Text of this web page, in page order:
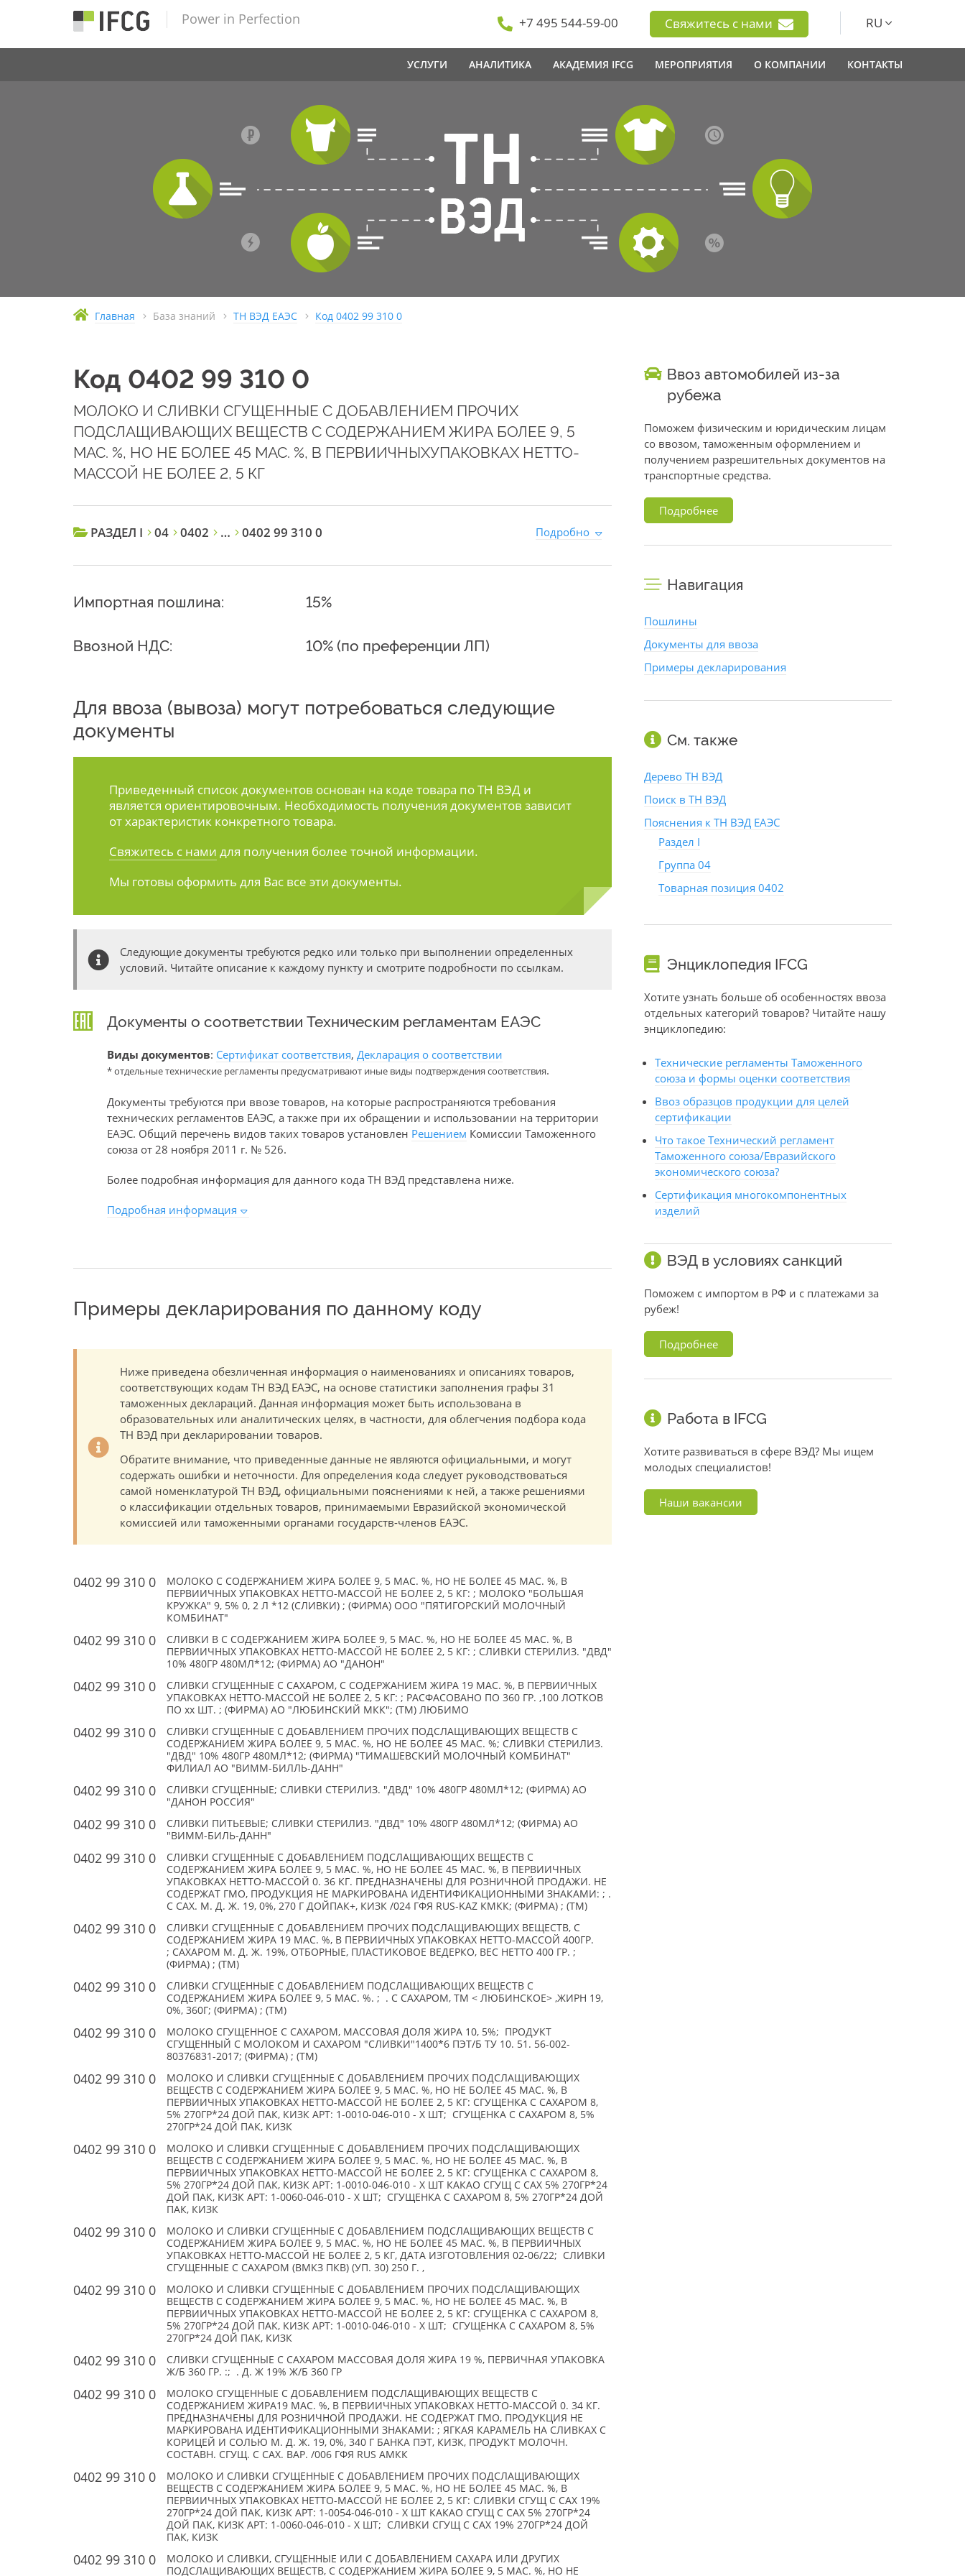
Power in Perfection +7 495 544-59-00 Свяжитесь с нами RU
УСЛУГИ АНАЛИТИКА АКАДЕМИЯ IFCG МЕРОПРИЯТИЯ О КОМПАНИИ КОНТАКТЫ
Главная База знаний ТН ВЭД ЕАЭС Код 0402 99 310 0
Код 0402 99 310 0
МОЛОКО И СЛИВКИ СГУЩЕННЫЕ С ДОБАВЛЕНИЕМ ПРОЧИХ
ПОДСЛАЩИВАЮЩИХ ВЕЩЕСТВ С СОДЕРЖАНИЕМ ЖИРА БОЛЕЕ 9, 5
МАС. %, НО НЕ БОЛЕЕ 45 МАС. %, В ПЕРВИИЧНЫХУПАКОВКАХ НЕТТО-
МАССОЙ НЕ БОЛЕЕ 2, 5 КГ
РАЗДЕЛ I 04 0402 … 0402 99 310 0 Подробно
Импортная пошлина: 15%
Ввозной НДС: 10% (по преференции ЛП)
Для ввоза (вывоза) могут потребоваться следующие
документы
Приведенный список документов основан на коде товара по ТН ВЭД и
является ориентировочным. Необходимость получения документов зависит
от характеристик конкретного товара.
Свяжитесь с нами для получения более точной информации.
Мы готовы оформить для Вас все эти документы.
Следующие документы требуются редко или только при выполнении определенных
условий. Читайте описание к каждому пункту и смотрите подробности по ссылкам.
Документы о соответствии Техническим регламентам ЕАЭС
Виды документов: Сертификат соответствия, Декларация о соответствии
* отдельные технические регламенты предусматривают иные виды подтверждения соответствия.
Документы требуются при ввозе товаров, на которые распространяются требования
технических регламентов ЕАЭС, а также при их обращении и использовании на территории
ЕАЭС. Общий перечень видов таких товаров установлен Решением Комиссии Таможенного
союза от 28 ноября 2011 г. № 526.
Более подробная информация для данного кода ТН ВЭД представлена ниже.
Подробная информация
Примеры декларирования по данному коду
Ниже приведена обезличенная информация о наименованиях и описаниях товаров,
соответствующих кодам ТН ВЭД ЕАЭС, на основе статистики заполнения графы 31
таможенных деклараций. Данная информация может быть использована в
образовательных или аналитических целях, в частности, для облегчения подбора кода
ТН ВЭД при декларировании товаров.
Обратите внимание, что приведенные данные не являются официальными, и могут
содержать ошибки и неточности. Для определения кода следует руководствоваться
самой номенклатурой ТН ВЭД, официальными пояснениями к ней, а также решениями
о классификации отдельных товаров, принимаемыми Евразийской экономической
комиссией или таможенными органами государств-членов ЕАЭС.
0402 99 310 0
МОЛОКО С СОДЕРЖАНИЕМ ЖИРА БОЛЕЕ 9, 5 МАС. %, НО НЕ БОЛЕЕ 45 МАС. %, В
ПЕРВИИЧНЫХ УПАКОВКАХ НЕТТО-МАССОЙ НЕ БОЛЕЕ 2, 5 КГ: ; МОЛОКО "БОЛЬШАЯ
КРУЖКА" 9, 5% 0, 2 Л *12 (СЛИВКИ) ; (ФИРМА) ООО "ПЯТИГОРСКИЙ МОЛОЧНЫЙ
КОМБИНАТ"
0402 99 310 0
СЛИВКИ В С СОДЕРЖАНИЕМ ЖИРА БОЛЕЕ 9, 5 МАС. %, НО НЕ БОЛЕЕ 45 МАС. %, В
ПЕРВИИЧНЫХ УПАКОВКАХ НЕТТО-МАССОЙ НЕ БОЛЕЕ 2, 5 КГ: ; СЛИВКИ СТЕРИЛИЗ. "ДВД"
10% 480ГР 480МЛ*12; (ФИРМА) АО "ДАНОН"
0402 99 310 0
СЛИВКИ СГУЩЕННЫЕ С САХАРОМ, С СОДЕРЖАНИЕМ ЖИРА 19 МАС. %, В ПЕРВИИЧНЫХ
УПАКОВКАХ НЕТТО-МАССОЙ НЕ БОЛЕЕ 2, 5 КГ: ; РАСФАСОВАНО ПО 360 ГР. ,100 ЛОТКОВ
ПО xx ШТ. ; (ФИРМА) АО "ЛЮБИНСКИЙ МКК"; (TM) ЛЮБИМО
0402 99 310 0
СЛИВКИ СГУЩЕННЫЕ С ДОБАВЛЕНИЕМ ПРОЧИХ ПОДСЛАЩИВАЮЩИХ ВЕЩЕСТВ С
СОДЕРЖАНИЕМ ЖИРА БОЛЕЕ 9, 5 МАС. %, НО НЕ БОЛЕЕ 45 МАС. %; СЛИВКИ СТЕРИЛИЗ.
"ДВД" 10% 480ГР 480МЛ*12; (ФИРМА) "ТИМАШЕВСКИЙ МОЛОЧНЫЙ КОМБИНАТ"
ФИЛИАЛ АО "ВИММ-БИЛЛЬ-ДАНН"
0402 99 310 0
СЛИВКИ СГУЩЕННЫЕ; СЛИВКИ СТЕРИЛИЗ. "ДВД" 10% 480ГР 480МЛ*12; (ФИРМА) АО
"ДАНОН РОССИЯ"
0402 99 310 0
СЛИВКИ ПИТЬЕВЫЕ; СЛИВКИ СТЕРИЛИЗ. "ДВД" 10% 480ГР 480МЛ*12; (ФИРМА) АО
"ВИММ-БИЛЬ-ДАНН"
0402 99 310 0
СЛИВКИ СГУЩЕННЫЕ С ДОБАВЛЕНИЕМ ПОДСЛАЩИВАЮЩИХ ВЕЩЕСТВ С
СОДЕРЖАНИЕМ ЖИРА БОЛЕЕ 9, 5 МАС. %, НО НЕ БОЛЕЕ 45 МАС. %, В ПЕРВИИЧНЫХ
УПАКОВКАХ НЕТТО-МАССОЙ 0. 36 КГ. ПРЕДНАЗНАЧЕНЫ ДЛЯ РОЗНИЧНОЙ ПРОДАЖИ. НЕ
СОДЕРЖАТ ГМО, ПРОДУКЦИЯ НЕ МАРКИРОВАНА ИДЕНТИФИКАЦИОННЫМИ ЗНАКАМИ: ; .
С САХ. М. Д. Ж. 19, 0%, 270 Г ДОЙПАК+, КИЗК /024 ГФЯ RUS-KAZ КМКК; (ФИРМА) ; (TM)
0402 99 310 0
СЛИВКИ СГУЩЕННЫЕ С ДОБАВЛЕНИЕМ ПРОЧИХ ПОДСЛАЩИВАЮЩИХ ВЕЩЕСТВ, С
СОДЕРЖАНИЕМ ЖИРА 19 МАС. %, В ПЕРВИИЧНЫХ УПАКОВКАХ НЕТТО-МАССОЙ 400ГР.
; САХАРОМ М. Д. Ж. 19%, ОТБОРНЫЕ, ПЛАСТИКОВОЕ ВЕДЕРКО, ВЕС НЕТТО 400 ГР. ;
(ФИРМА) ; (TM)
0402 99 310 0
СЛИВКИ СГУЩЕННЫЕ С ДОБАВЛЕНИЕМ ПОДСЛАЩИВАЮЩИХ ВЕЩЕСТВ С
СОДЕРЖАНИЕМ ЖИРА БОЛЕЕ 9, 5 МАС. %. ; . С САХАРОМ, ТМ < ЛЮБИНСКОЕ> ,ЖИРН 19,
0%, 360Г; (ФИРМА) ; (TM)
0402 99 310 0
МОЛОКО СГУЩЕННОЕ С САХАРОМ, МАССОВАЯ ДОЛЯ ЖИРА 10, 5%; ПРОДУКТ
СГУЩЕННЫЙ С МОЛОКОМ И САХАРОМ "СЛИВКИ"1400*6 ПЭТ/Б ТУ 10. 51. 56-002-
80376831-2017; (ФИРМА) ; (TM)
0402 99 310 0
МОЛОКО И СЛИВКИ СГУЩЕННЫЕ С ДОБАВЛЕНИЕМ ПРОЧИХ ПОДСЛАЩИВАЮЩИХ
ВЕЩЕСТВ С СОДЕРЖАНИЕМ ЖИРА БОЛЕЕ 9, 5 МАС. %, НО НЕ БОЛЕЕ 45 МАС. %, В
ПЕРВИИЧНЫХ УПАКОВКАХ НЕТТО-МАССОЙ НЕ БОЛЕЕ 2, 5 КГ: СГУЩЕНКА С САХАРОМ 8,
5% 270ГР*24 ДОЙ ПАК, КИЗК АРТ: 1-0010-046-010 - X ШТ; СГУЩЕНКА С САХАРОМ 8, 5%
270ГР*24 ДОЙ ПАК, КИЗК
0402 99 310 0
МОЛОКО И СЛИВКИ СГУЩЕННЫЕ С ДОБАВЛЕНИЕМ ПРОЧИХ ПОДСЛАЩИВАЮЩИХ
ВЕЩЕСТВ С СОДЕРЖАНИЕМ ЖИРА БОЛЕЕ 9, 5 МАС. %, НО НЕ БОЛЕЕ 45 МАС. %, В
ПЕРВИИЧНЫХ УПАКОВКАХ НЕТТО-МАССОЙ НЕ БОЛЕЕ 2, 5 КГ: СГУЩЕНКА С САХАРОМ 8,
5% 270ГР*24 ДОЙ ПАК, КИЗК АРТ: 1-0010-046-010 - X ШТ КАКАО СГУЩ С САХ 5% 270ГР*24
ДОЙ ПАК, КИЗК АРТ: 1-0060-046-010 - X ШТ; СГУЩЕНКА С САХАРОМ 8, 5% 270ГР*24 ДОЙ
ПАК, КИЗК
0402 99 310 0
МОЛОКО И СЛИВКИ СГУЩЕННЫЕ С ДОБАВЛЕНИЕМ ПОДСЛАЩИВАЮЩИХ ВЕЩЕСТВ С
СОДЕРЖАНИЕМ ЖИРА БОЛЕЕ 9, 5 МАС. %, НО НЕ БОЛЕЕ 45 МАС. %, В ПЕРВИИЧНЫХ
УПАКОВКАХ НЕТТО-МАССОЙ НЕ БОЛЕЕ 2, 5 КГ, ДАТА ИЗГОТОВЛЕНИЯ 02-06/22; СЛИВКИ
СГУЩЕННЫЕ С САХАРОМ (ВМКЗ ПКВ) (УП. 30) 250 Г. ,
0402 99 310 0
МОЛОКО И СЛИВКИ СГУЩЕННЫЕ С ДОБАВЛЕНИЕМ ПРОЧИХ ПОДСЛАЩИВАЮЩИХ
ВЕЩЕСТВ С СОДЕРЖАНИЕМ ЖИРА БОЛЕЕ 9, 5 МАС. %, НО НЕ БОЛЕЕ 45 МАС. %, В
ПЕРВИИЧНЫХ УПАКОВКАХ НЕТТО-МАССОЙ НЕ БОЛЕЕ 2, 5 КГ: СГУЩЕНКА С САХАРОМ 8,
5% 270ГР*24 ДОЙ ПАК, КИЗК АРТ: 1-0010-046-010 - X ШТ; СГУЩЕНКА С САХАРОМ 8, 5%
270ГР*24 ДОЙ ПАК, КИЗК
0402 99 310 0
СЛИВКИ СГУЩЕННЫЕ С САХАРОМ МАССОВАЯ ДОЛЯ ЖИРА 19 %, ПЕРВИЧНАЯ УПАКОВКА
Ж/Б 360 ГР. :; . Д. Ж 19% Ж/Б 360 ГР
0402 99 310 0
МОЛОКО СГУЩЕННЫЕ С ДОБАВЛЕНИЕМ ПОДСЛАЩИВАЮЩИХ ВЕЩЕСТВ С
СОДЕРЖАНИЕМ ЖИРА19 МАС. %, В ПЕРВИИЧНЫХ УПАКОВКАХ НЕТТО-МАССОЙ 0. 34 КГ.
ПРЕДНАЗНАЧЕНЫ ДЛЯ РОЗНИЧНОЙ ПРОДАЖИ. НЕ СОДЕРЖАТ ГМО, ПРОДУКЦИЯ НЕ
МАРКИРОВАНА ИДЕНТИФИКАЦИОННЫМИ ЗНАКАМИ: ; ЯГКАЯ КАРАМЕЛЬ НА СЛИВКАХ С
КОРИЦЕЙ И СОЛЬЮ М. Д. Ж. 19, 0%, 340 Г БАНКА ПЭТ, КИЗК, ПРОДУКТ МОЛОЧН.
СОСТАВН. СГУЩ. С САХ. ВАР. /006 ГФЯ RUS АМКК
0402 99 310 0
МОЛОКО И СЛИВКИ СГУЩЕННЫЕ С ДОБАВЛЕНИЕМ ПРОЧИХ ПОДСЛАЩИВАЮЩИХ
ВЕЩЕСТВ С СОДЕРЖАНИЕМ ЖИРА БОЛЕЕ 9, 5 МАС. %, НО НЕ БОЛЕЕ 45 МАС. %, В
ПЕРВИИЧНЫХ УПАКОВКАХ НЕТТО-МАССОЙ НЕ БОЛЕЕ 2, 5 КГ: СЛИВКИ СГУЩ С САХ 19%
270ГР*24 ДОЙ ПАК, КИЗК АРТ: 1-0054-046-010 - X ШТ КАКАО СГУЩ С САХ 5% 270ГР*24
ДОЙ ПАК, КИЗК АРТ: 1-0060-046-010 - X ШТ; СЛИВКИ СГУЩ С САХ 19% 270ГР*24 ДОЙ
ПАК, КИЗК
0402 99 310 0
МОЛОКО И СЛИВКИ, СГУЩЕННЫЕ ИЛИ С ДОБАВЛЕНИЕМ САХАРА ИЛИ ДРУГИХ
ПОДСЛАЩИВАЮЩИХ ВЕЩЕСТВ, С СОДЕРЖАНИЕМ ЖИРА БОЛЕЕ 9, 5 МАС. %, НО НЕ
Ввоз автомобилей из-за
рубежа
Поможем физическим и юридическим лицам
со ввозом, таможенным оформлением и
получением разрешительных документов на
транспортные средства.
Подробнее
Навигация
Пошлины
Документы для ввоза
Примеры декларирования
См. также
Дерево ТН ВЭД
Поиск в ТН ВЭД
Пояснения к ТН ВЭД ЕАЭС
Раздел I
Группа 04
Товарная позиция 0402
Энциклопедия IFCG
Хотите узнать больше об особенностях ввоза
отдельных категорий товаров? Читайте нашу
энциклопедию:
Технические регламенты Таможенного
союза и формы оценки соответствия
Ввоз образцов продукции для целей
сертификации
Что такое Технический регламент
Таможенного союза/Евразийского
экономического союза?
Сертификация многокомпонентных
изделий
ВЭД в условиях санкций
Поможем с импортом в РФ и с платежами за
рубеж!
Подробнее
Работа в IFCG
Хотите развиваться в сфере ВЭД? Мы ищем
молодых специалистов!
Наши вакансии